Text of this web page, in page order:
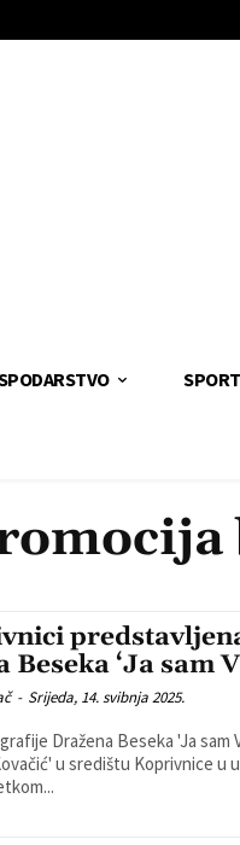
SPORT
Beseka ‘Ja sam
- Srijeda, 14. svibnja 2025.
Dražena Beseka 'Ja sam
u središtu Koprivnice u